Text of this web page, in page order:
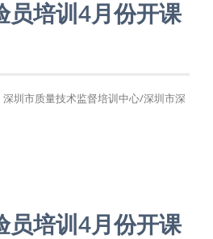
员培训4月份开课
圳市质量技术监督培训中心/深圳市深
员培训4月份开课